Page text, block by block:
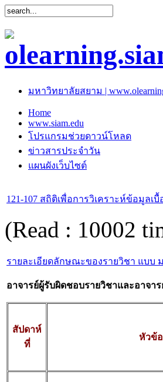
มหาวิทยาลัยสยาม |
Home
www.siam.edu
โปรแกรมช่วยดาวน์โหลด
ข่าวสารประจำวัน
แผนผังเว็บไซต์
121-107 สถิติเพื่อการวิเคราะห์ข้อมูลเ
(Read : 10002
รายละเอียดลักษณะของรายวิชา แบบ ม
อาจารย์ผู้รับผิดชอบรายวิชาและอาจา
สัปดาห์
ที่
หัวข้อ